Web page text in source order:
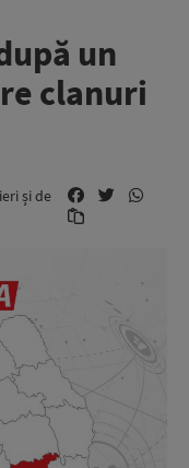
un
clanuri
și de